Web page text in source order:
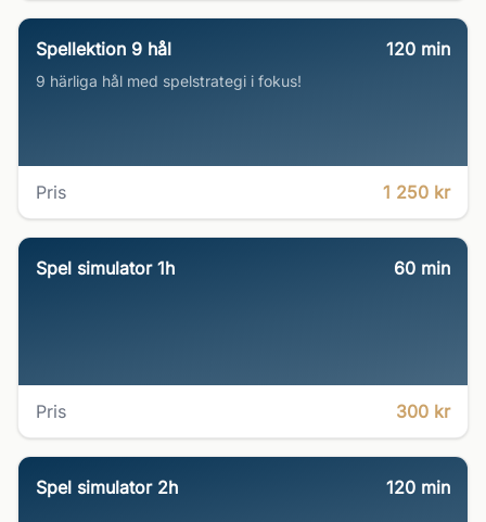
Spellektion 9 hål 120 min
9 härliga hål med spelstrategi i fokus!
Pris 1 250 kr
Spel simulator 1h 60 min
Pris 300 kr
Spel simulator 2h 120 min